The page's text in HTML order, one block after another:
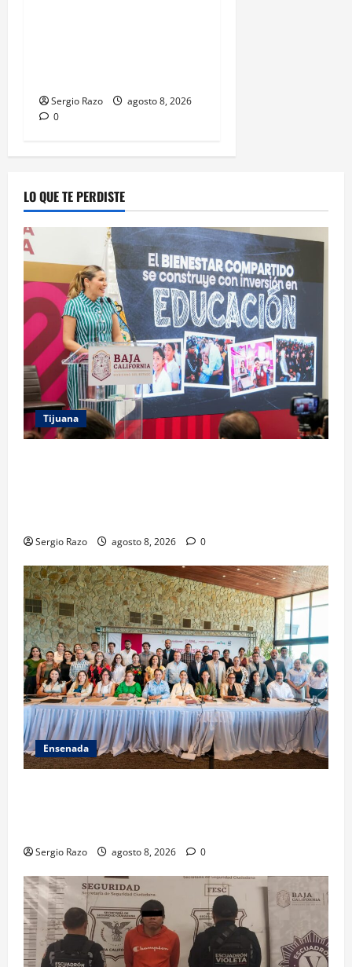
Sergio Razo
agosto 8, 2026
0
LO QUE TE PERDISTE
Tijuana
Sergio Razo agosto 8, 2026 0
Ensenada
Sergio Razo agosto 8, 2026 0